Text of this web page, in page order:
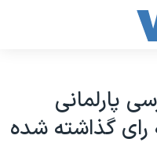
– اَمل: 23 کرسی پارلمانی
رای گذاشته شده